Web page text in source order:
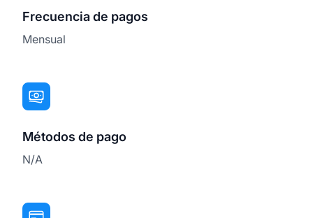
Frecuencia de pagos
Mensual
Métodos de pago
N/A